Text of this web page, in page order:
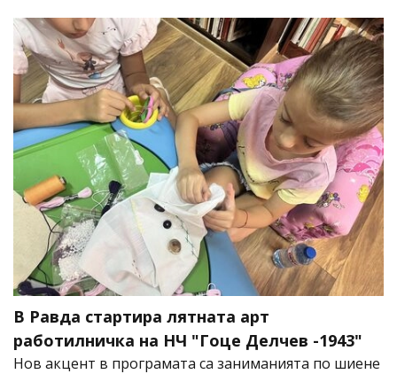
В Равда стартира лятната арт
работилничка на НЧ "Гоце Делчев -1943"
Нов акцент в програмата са заниманията по шиене